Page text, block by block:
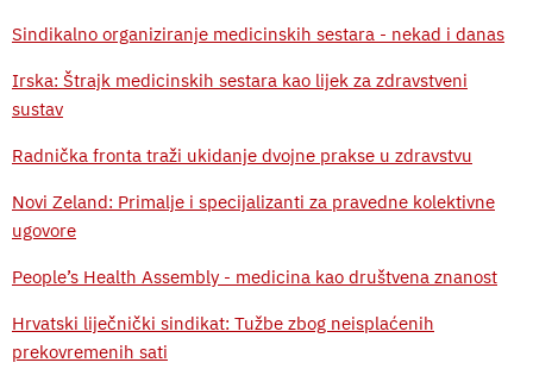
Sindikalno organiziranje medicinskih sestara - nekad i danas
Irska: Štrajk medicinskih sestara kao lijek za zdravstveni
sustav
Radnička fronta traži ukidanje dvojne prakse u zdravstvu
Novi Zeland: Primalje i specijalizanti za pravedne kolektivne
ugovore
People’s Health Assembly - medicina kao društvena znanost
Hrvatski liječnički sindikat: Tužbe zbog neisplaćenih
prekovremenih sati